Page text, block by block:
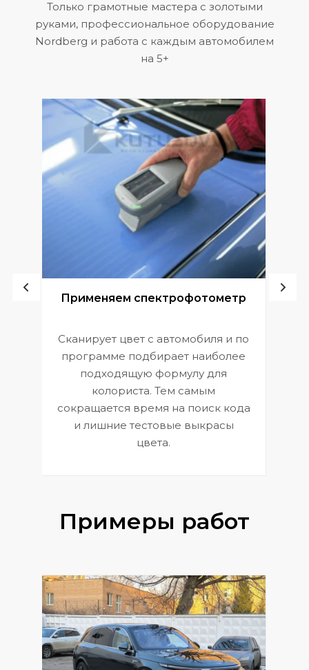
Только грамотные мастера с золотыми
руками, профессиональное оборудование
Nordberg и работа с каждым автомобилем
на 5+
Применяем спектрофотометр
Сканирует цвет с автомобиля и по
программе подбирает наиболее
подходящую формулу для
колориста. Тем самым
сокращается время на поиск кода
и лишние тестовые выкрасы
цвета.
Примеры работ